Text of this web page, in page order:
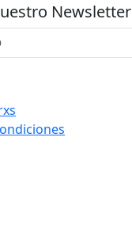
Newsletter